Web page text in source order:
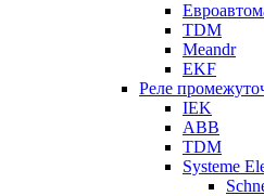
TDM
Meandr
EKF
Реле
IEK
ABB
TDM
Systeme